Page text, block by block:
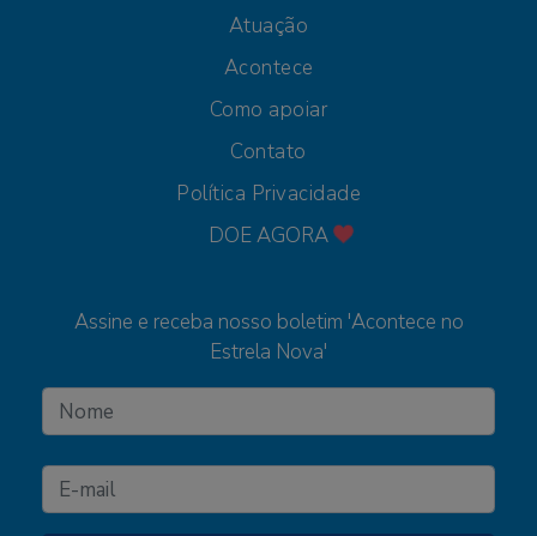
Atuação
Acontece
Como apoiar
Contato
Política Privacidade
DOE AGORA
Assine e receba nosso boletim 'Acontece no
Estrela Nova'